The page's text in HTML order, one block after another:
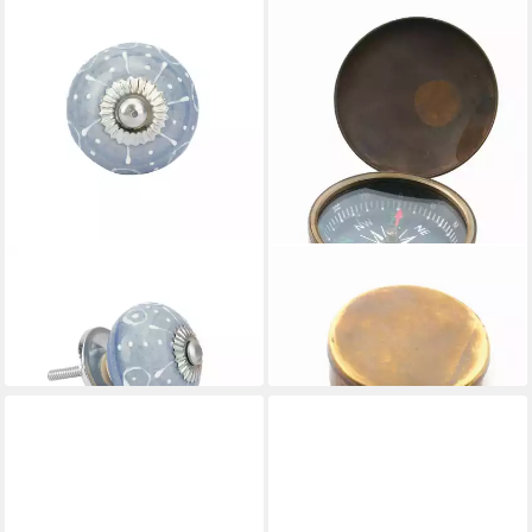
in 6-7 Werktagen bei dir
Kompass Kompass,
Handmade
14,99 €
in 6-7 Werktagen bei dir